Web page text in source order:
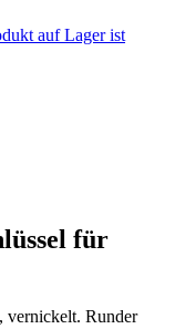
auf Lager ist
für
vernickelt. Runder